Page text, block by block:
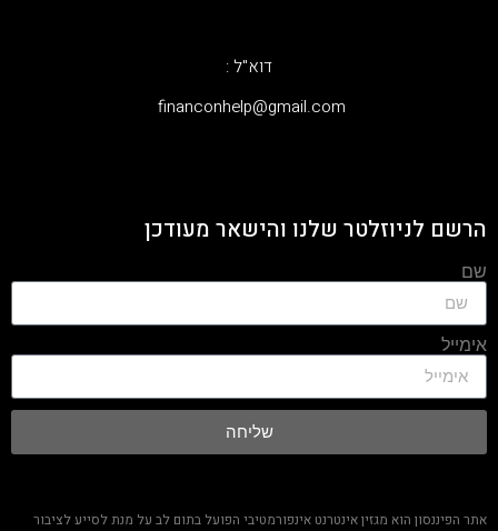
דוא"ל :
‫financonhelp@gmail.com‬
הרשם לניוזלטר שלנו והישאר מעודכן
שם
אימייל
שליחה
אתר הפיננסון הוא מגזין אינטרנט אינפורמטיבי הפועל בתום לב על מנת לסייע לציבור